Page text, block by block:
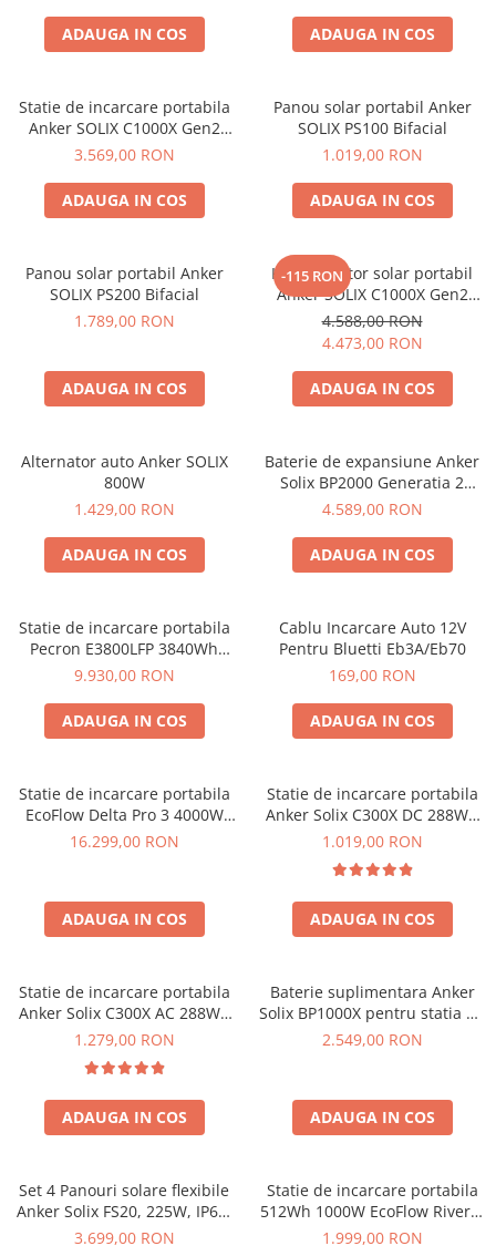
ADAUGA IN COS ADAUGA IN COS
Statie de incarcare portabila
Anker SOLIX C1000X Gen2
2000W 1024Wh
3.569,00 RON
ADAUGA IN COS
Panou solar portabil Anker
SOLIX PS100 Bifacial
1.019,00 RON
ADAUGA IN COS
Panou solar portabil Anker
SOLIX PS200 Bifacial
1.789,00 RON
ADAUGA IN COS
-115 RON
Kit generator solar portabil
Anker SOLIX C1000X Gen2
2000W 1024Wh + panou 100W
4.588,00 RON
4.473,00 RON
ADAUGA IN COS
Alternator auto Anker SOLIX
800W
1.429,00 RON
ADAUGA IN COS
Baterie de expansiune Anker
Solix BP2000 Generatia 2
pentru Anker Solix C2000 Gen
4.589,00 RON
ADAUGA IN COS
Statie de incarcare portabila
Pecron E3800LFP 3840Wh
4200W + Carucior CADOU
9.930,00 RON
ADAUGA IN COS
Cablu Incarcare Auto 12V
Pentru Bluetti Eb3A/Eb70
169,00 RON
ADAUGA IN COS
Statie de incarcare portabila
EcoFlow Delta Pro 3 4000W
4096Wh
16.299,00 RON
ADAUGA IN COS
Statie de incarcare portabila
Anker Solix C300X DC 288Wh
300W
1.019,00 RON
ADAUGA IN COS
Statie de incarcare portabila
Anker Solix C300X AC 288Wh
300W
1.279,00 RON
ADAUGA IN COS
Baterie suplimentara Anker
Solix BP1000X pentru statia de
alimentare portabila Anker
2.549,00 RON
ADAUGA IN COS
Set 4 Panouri solare flexibile
Anker Solix FS20, 225W, IP67,
Tehnologie TOPCon
3.699,00 RON
Statie de incarcare portabila
512Wh 1000W EcoFlow River 2
Max
1.999,00 RON